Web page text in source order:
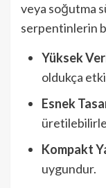
veya soğutma
serpentinlerin
Yüksek
oldukça
Esnek
Kompakt
uygundur.